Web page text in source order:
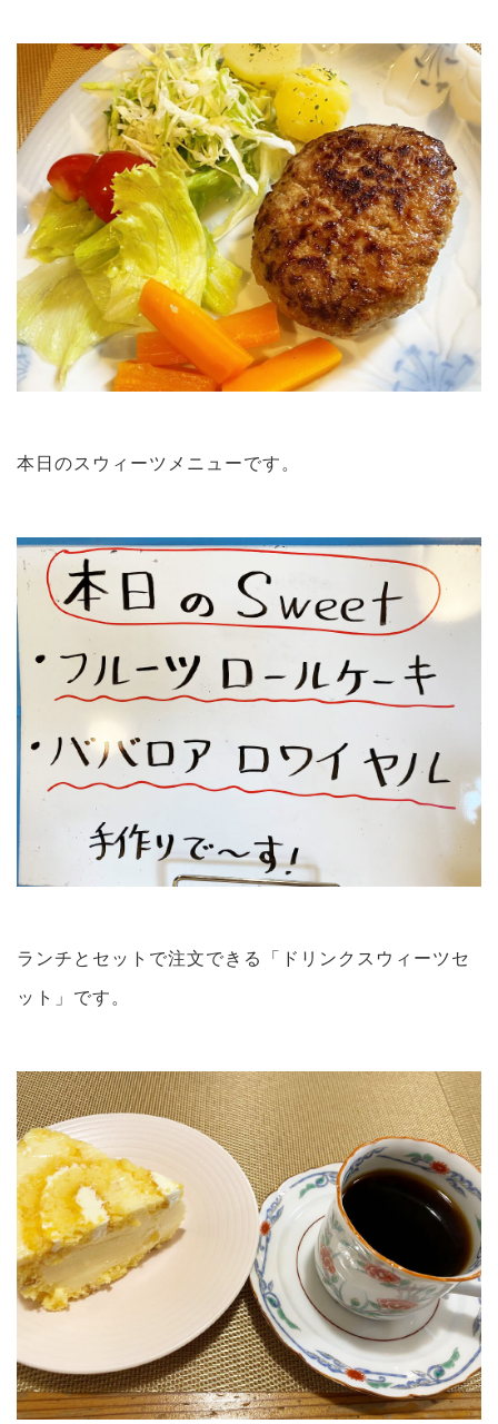
本日のスウィーツメニューです。
ランチとセットで注文できる「ドリンクスウィーツセ
ット」です。